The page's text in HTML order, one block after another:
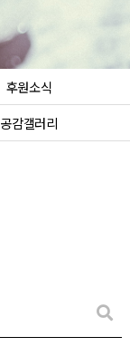
후원소식
공감갤러리